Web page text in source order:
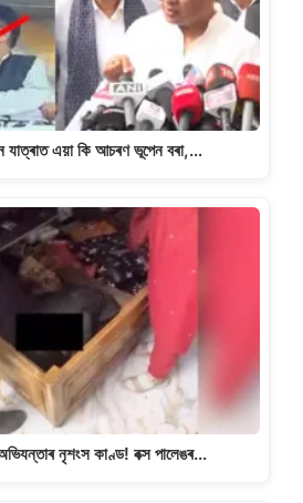
যাত্ৰাত এয়া কি আচৰণ ভূপেন বৰা,…
নৃশংস কাণ্ড! বক্স পালেঙৰ…